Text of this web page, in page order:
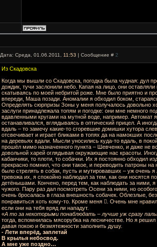
Дата: Среда, 01.06.2011, 11:53 | Сообщение # 2
Из Скадовска
Когда мы вышли со Скадовска, погодка была чудная: дул
дождик, тучи заслонили небо. Капая на лицо, они
скатываясь по моей небритой роже. Мне было приятно и
впереди, Маша позади. Аномалии я обходил боком,
Определять сюрпризы Зоны у меня получалось довольно
заслуги принадлежала топям и погодке: они мне немного
вдавленными кругами на мутной воде, например. Автомат
останавливался, вглядываясь в оптический прицел. А
вдаль – то замечу какие-то сгоревшие домишки хутора
отсвечивает и играет бликами в топях да на намокших
на деревьях вдали. Мысли уносились куда-то вдаль, в
прошёл мимо назначенного пункта – Шевченко, и даже не
довольной харей оглядывая окружающие нас красоты.
кабанчики, то плоти, то собачки. Их я постоянно обходил
прекрасно помнил, что они такое, и переводить патроны
было стрелять в собак, пусть и мутировавших – уж очень
тревожа их, я спокойно наблюдал за тем, как они носятся
детёнышами. Кончено, перед тем, как наблюдать за ними, я
чужого. Пару раз дал посмотреть Осени за ними, но
очень бросалась в глаза внешность собачек. Облезлые,
понравиться хоть кому-то. Кроме меня . Очень мне
если они на тебя вряд ли нападут.
«А то за некоторыми понаблюдать – лучше уж сразу
тогда, вспомнилась мясорубка на лесничестве. Но я
давая покою и безмятежности заполнить душу.
- Лети вперёд, заплетай
В крылья небосвод.
А мне уже поздно…